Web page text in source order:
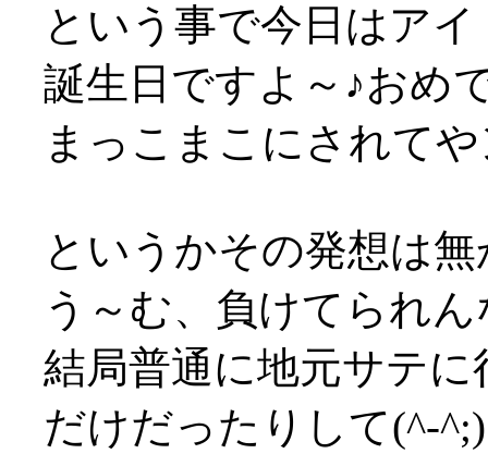
という事で今日はア
誕生日ですよ～♪おめ
まっこまこにされて
というかその発想は
う～む、負けてられ
結局普通に地元サテ
だけだったりして(^-^;)